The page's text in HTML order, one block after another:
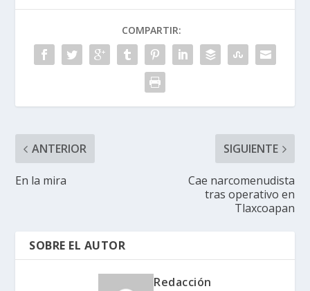
COMPARTIR:
ANTERIOR
En la mira
SIGUIENTE
Cae narcomenudista
tras operativo en
Tlaxcoapan
SOBRE EL AUTOR
Redacción